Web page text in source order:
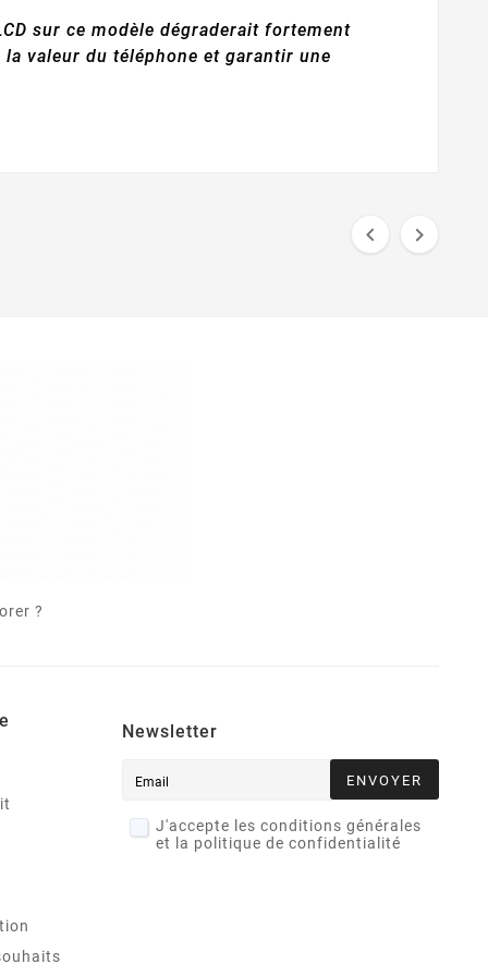
sur ce modèle dégraderait fortement
valeur du téléphone et garantir une
 
?
Newsletter
ENVOYER
J'accepte les conditions générales
et la politique de confidentialité